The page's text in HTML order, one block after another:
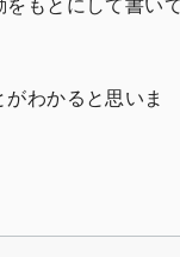
わかると思いま